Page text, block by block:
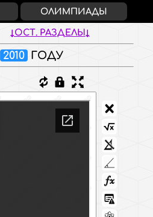
ОСТ. РАЗДЕЛЫ
2010 ГОДУ
ОЛИМПИАДЫ